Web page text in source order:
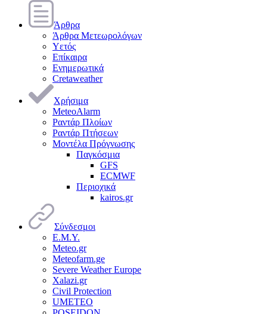
Άρθρα
Άρθρα Μετεωρολόγων
Υετός
Επίκαιρα
Ενημερωτικά
Cretaweather
Χρήσιμα
MeteoAlarm
Ραντάρ Πλοίων
Ραντάρ Πτήσεων
Μοντέλα Πρόγνωσης
Παγκόσμια
GFS
ECMWF
Περιοχικά
kairos.gr
Σύνδεσμοι
Ε.Μ.Υ.
Meteo.gr
Meteofarm.ge
Severe Weather Europe
Xalazi.gr
Civil Protection
UMETEO